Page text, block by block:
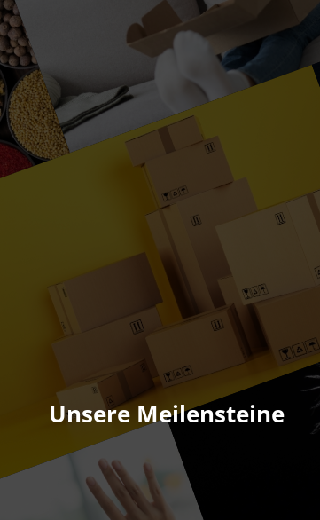
Unsere Meilensteine